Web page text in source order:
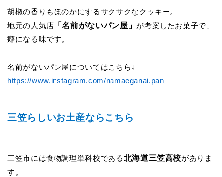
胡椒の香りもほのかにするサクサクなクッキー。
地元の人気店 「名前がないパン屋」 が考案したお菓子で、
癖になる味です。
名前がないパン屋についてはこちら↓
https://www.instagram.com/namaeganai.pan
三笠らしいお土産ならこちら
三笠市には食物調理単科校である北海道三笠高校がありま
す。